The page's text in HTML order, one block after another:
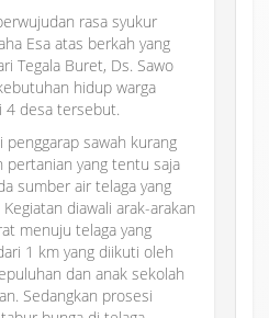
rasa syukur
Esa atas berkah yang
Tegala Buret, Ds. Sawo
hidup warga
4 desa tersebut.
penggarap sawah kurang
yang tentu saja
sumber air telaga yang
diawali arak-arakan
menuju telaga yang
1 km yang diikuti oleh
dan anak sekolah
Sedangkan prosesi